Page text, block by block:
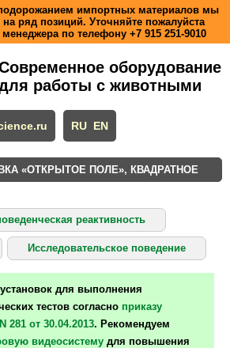
импортных материалов мы
ряд позиций. Уточняйте пожалуйста
по телефону +7 915 251-9010
оборудование
работы с животными
RU EN
«ОТКРЫТОЕ ПОЛЕ», КВАДРАТНОЕ
реактивность
Исследовательское поведение
для выполнения
тестов согласно приказу
281 от 30.04.2013. Рекомендуем
видеосистему для повышения